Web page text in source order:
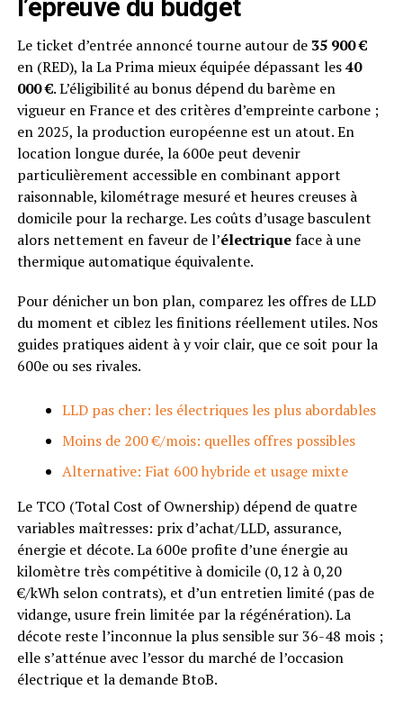
l’épreuve du budget
Le ticket d’entrée annoncé tourne autour de 35 900 €
en (RED), la La Prima mieux équipée dépassant les40
000 €. L’éligibilité au bonus dépend du barème en
vigueur en France et des critères d’empreinte carbone ;
en 2025, la production européenne est un atout. En
location longue durée, la 600e peut devenir
particulièrement accessible en combinant apport
raisonnable, kilométrage mesuré et heures creuses à
domicile pour la recharge. Les coûts d’usage basculent
alors nettement en faveur de l’électriqueface à une
thermique automatique équivalente.
Pour dénicher un bon plan, comparez les offres de LLD
du moment et ciblez les finitions réellement utiles. Nos
guides pratiques aident à y voir clair, que ce soit pour la
600e ou ses rivales.
LLD pas cher: les électriques les plus abordables
Moins de 200 €/mois: quelles offres possibles
Alternative: Fiat 600 hybride et usage mixte
Le TCO (Total Cost of Ownership) dépend de quatre
variables maîtresses: prix d’achat/LLD, assurance,
énergie et décote. La 600e profite d’une énergie au
kilomètre très compétitive à domicile (0,12 à 0,20
€/kWh selon contrats), et d’un entretien limité (pas de
vidange, usure frein limitée par la régénération). La
décote reste l’inconnue la plus sensible sur 36-48 mois ;
elle s’atténue avec l’essor du marché de l’occasion
électrique et la demande BtoB.